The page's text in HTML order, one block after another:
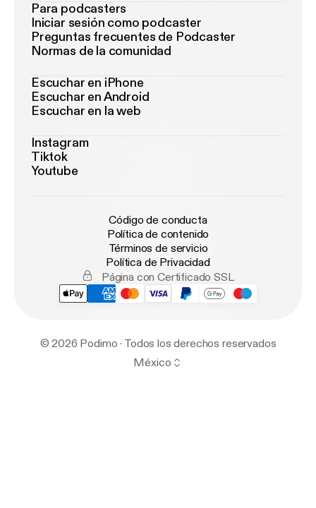
Para podcasters
Iniciar sesión como podcaster
Preguntas frecuentes de Podcaster
Normas de la comunidad
Escuchar en iPhone
Escuchar en Android
Escuchar en la web
Instagram
Tiktok
Youtube
Código de conducta
Política de contenido
Términos de servicio
Política de Privacidad
Página con Certificado SSL
© 2026 Podimo · Todos los derechos reservados
México